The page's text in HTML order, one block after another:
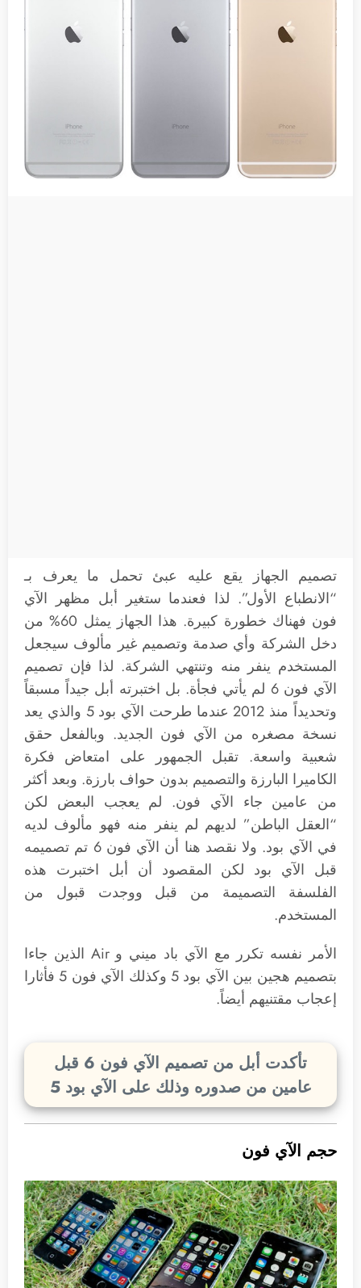
تصميم الجهاز يقع عليه عبئ تحمل ما يعرف بـ
“الانطباع الأول”. لذا فعندما ستغير أبل مظهر الآي
فون فهناك خطورة كبيرة. هذا الجهاز يمثل 60% من
دخل الشركة وأي صدمة وتصميم غير مألوف سيجعل
المستخدم ينفر منه وتنتهي الشركة. لذا فإن تصميم
الآي فون 6 لم يأتي فجأة. بل اختبرته أبل جيداً مسبقاً
وتحديداً منذ 2012 عندما طرحت الآي بود 5 والذي يعد
نسخة مصغره من الآي فون الجديد. وبالفعل حقق
شعبية واسعة. تقبل الجمهور على امتعاض فكرة
الكاميرا البارزة والتصميم بدون حواف بارزة. وبعد أكثر
من عامين جاء الآي فون. لم يعجب البعض لكن
“العقل الباطن” لديهم لم ينفر منه فهو مألوف لديه
في الآي بود. ولا نقصد هنا أن الآي فون 6 تم تصميمه
قبل الآي بود لكن المقصود أن أبل اختبرت هذه
الفلسفة التصميمة من قبل ووجدت قبول من
المستخدم.
الأمر نفسه تكرر مع الآي باد ميني و Air الذين جاءا
بتصميم هجين بين الآي بود 5 وكذلك الآي فون 5 فأثارا
إعجاب مقتنيهم أيضاً.
تأكدت أبل من تصميم الآي فون 6 قبل
عامين من صدوره وذلك على الآي بود 5
حجم الآي فون